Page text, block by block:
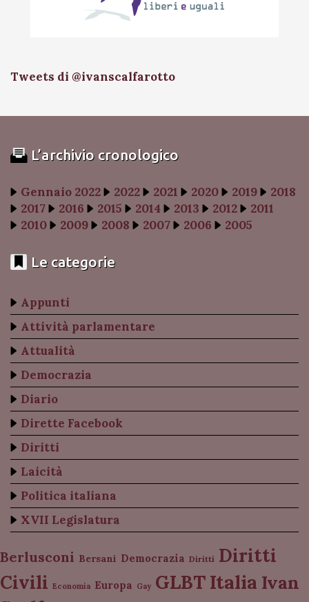
Tweets di @ivanscalfarotto
L’archivio cronologico
Gennaio 2022 2022 2021 2020 2019
2018
2017
2016 2015 2014 2013 2012
2011
2010
2009 2008 2007 2006 2005
Le categorie
Appunti
Attività parlamentare
Attualità
Democrazia
Diario
Dirette Facebook
Diritti
Laicità
Politica italiana
XVII Legislatura
Berlusconi Bersani Democrazia Diritti Diritti
Civili Economia Europa Gay GLBT Italia Ivan